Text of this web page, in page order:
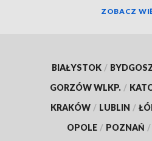
ZOBACZ
BIAŁYSTOK /
GORZÓW WLKP. /
KRAKÓW / LUBLIN /
OPOLE / POZNAŃ /